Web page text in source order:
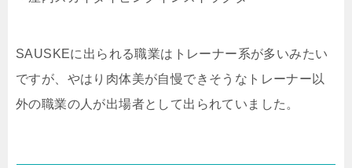
SAUSKEに出られる職業はトレーナー系が多いみたい
ですが、やはり肉体美が自慢できそうなトレーナー以
外の職業の人が出場者として出られていました。